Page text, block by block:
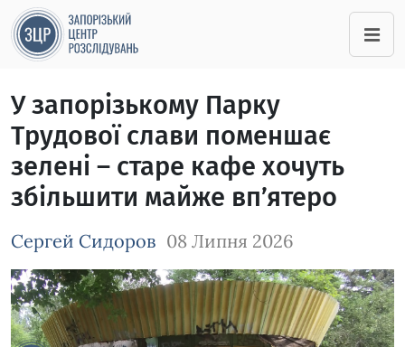
У запорізькому Парку
Трудової слави поменшає
зелені – старе кафе хочуть
збільшити майже вп’ятеро
Сергей Сидоров 08 Липня 2026
Зображення завантажується